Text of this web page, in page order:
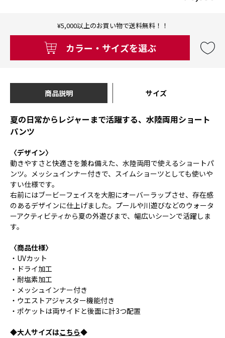
¥5,000以上のお買い物で送料無料！！
カラー・サイズを選ぶ
商品説明 サイズ
夏の日常からレジャーまで活躍する、水陸両用ショート
パンツ
〈デザイン〉
動きやすさと快適さを兼ね備えた、水陸両用で使えるショートパ
ンツ。メッシュインナー付きで、スイムショーツとしても使いや
すい仕様です。
右前にはブービーフェイスを大胆にオーバーラップさせ、存在感
のあるデザインに仕上げました。プールや川遊びなどのウォータ
ーアクティビティから夏の外遊びまで、幅広いシーンで活躍しま
す。
〈商品仕様〉
・UVカット
・ドライ加工
・耐塩素加工
・メッシュインナー付き
・ウエストアジャスター機能付き
・ポケットは両サイドと後面に計3つ配置
◆大人サイズはこちら◆